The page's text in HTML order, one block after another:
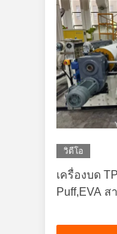
วิดีโอ
เครื่องบด
Puff,EVA